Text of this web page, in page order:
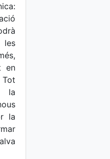
les
en
la
la